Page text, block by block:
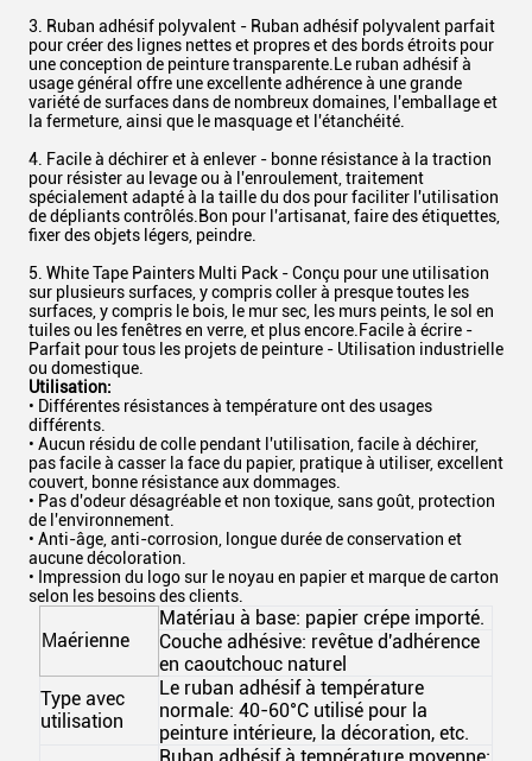
3. Ruban adhésif polyvalent - Ruban adhésif polyvalent parfait
pour créer des lignes nettes et propres et des bords étroits pour
une conception de peinture transparente.Le ruban adhésif à
usage général offre une excellente adhérence à une grande
variété de surfaces dans de nombreux domaines, l'emballage et
la fermeture, ainsi que le masquage et l'étanchéité.
4. Facile à déchirer et à enlever - bonne résistance à la traction
pour résister au levage ou à l'enroulement, traitement
spécialement adapté à la taille du dos pour faciliter l'utilisation
de dépliants contrôlés.Bon pour l'artisanat, faire des étiquettes,
fixer des objets légers, peindre.
5. White Tape Painters Multi Pack - Conçu pour une utilisation
sur plusieurs surfaces, y compris coller à presque toutes les
surfaces, y compris le bois, le mur sec, les murs peints, le sol en
tuiles ou les fenêtres en verre, et plus encore.Facile à écrire -
Parfait pour tous les projets de peinture - Utilisation industrielle
ou domestique.
Utilisation:
• Différentes résistances à température ont des usages
différents.
• Aucun résidu de colle pendant l'utilisation, facile à déchirer,
pas facile à casser la face du papier, pratique à utiliser, excellent
couvert, bonne résistance aux dommages.
• Pas d'odeur désagréable et non toxique, sans goût, protection
de l'environnement.
• Anti-âge, anti-corrosion, longue durée de conservation et
aucune décoloration.
• Impression du logo sur le noyau en papier et marque de carton
selon les besoins des clients.
Maérienne
Matériau à base: papier crépe importé.
Couche adhésive: revêtue d'adhérence
en caoutchouc naturel
Type avec
utilisation
Le ruban adhésif à température
normale: 40-60°C utilisé pour la
peinture intérieure, la décoration, etc.